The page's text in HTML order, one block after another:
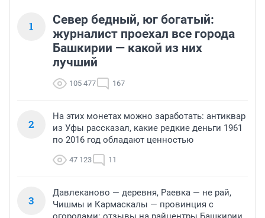
1
Север бедный, юг богатый:
журналист проехал все города
Башкирии — какой из них
лучший
105 477 167
2
На этих монетах можно заработать: антиквар
из Уфы рассказал, какие редкие деньги 1961
по 2016 год обладают ценностью
47 123 11
3
Давлеканово — деревня, Раевка — не рай,
Чишмы и Кармаскалы — провинция с